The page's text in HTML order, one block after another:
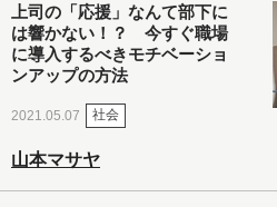
上司の「応援」なんて部下に
は響かない！？ 今すぐ職場
に導入するべきモチベーショ
ンアップの方法
2021.05.07 社会
山本マサヤ